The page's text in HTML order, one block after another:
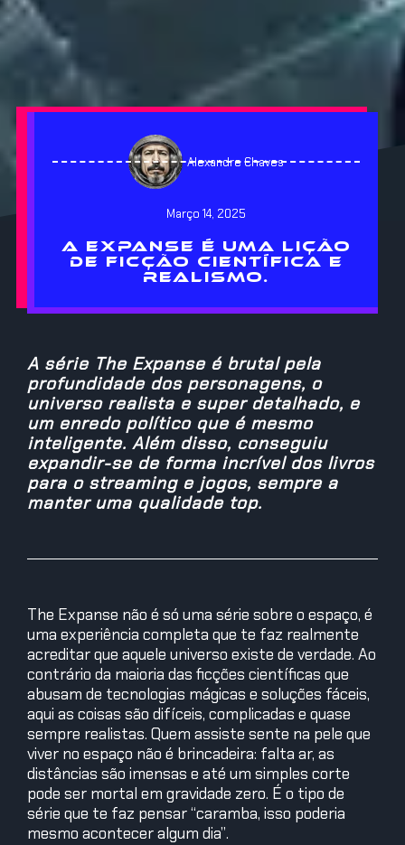
Alexandre Chaves
Março 14, 2025
A EXPANSE É UMA LIÇÃO
DE FICÇÃO CIENTÍFICA E
REALISMO.
A série The Expanse é brutal pela
profundidade dos personagens, o
universo realista e super detalhado, e
um enredo político que é mesmo
inteligente. Além disso, conseguiu
expandir-se de forma incrível dos livros
para o streaming e jogos, sempre a
manter uma qualidade top.
The Expanse não é só uma série sobre o espaço, é
uma experiência completa que te faz realmente
acreditar que aquele universo existe de verdade. Ao
contrário da maioria das ficções científicas que
abusam de tecnologias mágicas e soluções fáceis,
aqui as coisas são difíceis, complicadas e quase
sempre realistas. Quem assiste sente na pele que
viver no espaço não é brincadeira: falta ar, as
distâncias são imensas e até um simples corte
pode ser mortal em gravidade zero. É o tipo de
série que te faz pensar “caramba, isso poderia
mesmo acontecer algum dia”.